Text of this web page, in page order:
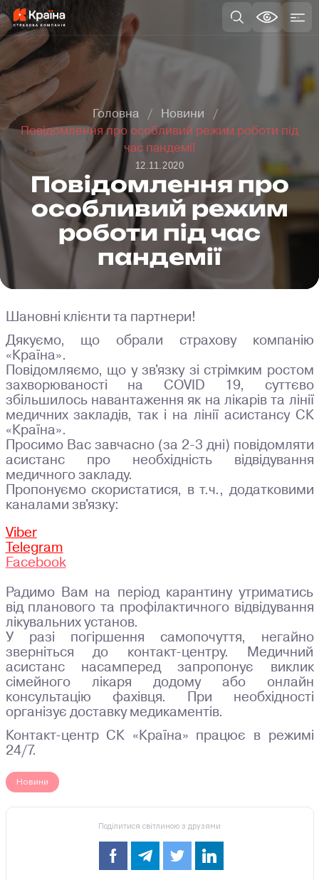
Головна
Новини
Повідомлення про особливий режим роботи під
час пандемії
12.11.2020
Повідомлення про
особливий режим
роботи під час
пандемії
Шановні клієнти та партнери!
Дякуємо, що обрали страхову компанію
«Країна».
Повідомляємо, що у зв'язку зі стрімким ростом
захворюваності на COVID 19, суттєво
збільшилось навантаження як на лікарів та лінії
медичних закладів, так і на лінії асистансу СК
«Країна».
Просимо Вас завчасно (за 2-3 дні) повідомляти
асистанс про необхідність відвідування
медичного закладу.
Пропонуємо скористатися, в т.ч., додатковими
каналами зв'язку:
Viber
Telegram
Facebook
Радимо Вам на період карантину утриматись
від планового та профілактичного відвідування
лікувальних установ.
У разі погіршення самопочуття, негайно
зверніться до контакт-центру. Медичний
асистанс насамперед запропонує виклик
сімейного лікаря додому або онлайн
консультацію фахівця. При необхідності
організує доставку медикаментів.
Контакт-центр СК «Країна» працює в режимі
24/7.
Новини
Поділитися світлиною з друзями